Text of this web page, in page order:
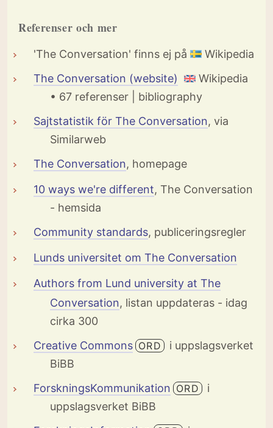
Referenser och mer
'The Conversation' finns ej på
Wikipedia
The Conversation (website)
Wikipedia
• 67 referenser | bibliography
Sajtstatistik för The Conversation, via
Similarweb
The Conversation, homepage
10 ways we're different, The Conversation
- hemsida
Community standards, publiceringsregler
Lunds universitet om The Conversation
Authors from Lund university at The
Conversation, listan uppdateras - idag
cirka 300
Creative Commons ORD
i uppslagsverket
BiBB
ForskningsKommunikation ORD
i
uppslagsverket BiBB